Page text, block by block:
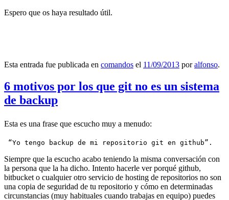
Espero que os haya resultado útil.
Esta entrada fue publicada en comandos el 11/09/2013 poralfonso.
6 motivos por los que git no es un sistema
de backup
Esta es una frase que escucho muy a menudo:
“Yo tengo backup de mi repositorio git en github”.
Siempre que la escucho acabo teniendo la misma conversación con
la persona que la ha dicho. Intento hacerle ver porqué github,
bitbucket o cualquier otro servicio de hosting de repositorios no son
una copia de seguridad de tu repositorio y cómo en determinadas
circunstancias (muy habituales cuando trabajas en equipo) puedes